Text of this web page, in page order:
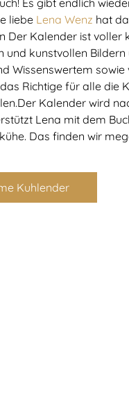
liebe Lena Wenz hat
Der Kalender ist voller
und kunstvollen
Wissenswertem
Richtige für alle die
Kalender wird
Lena mit dem
Das finden wir
Kuhlender